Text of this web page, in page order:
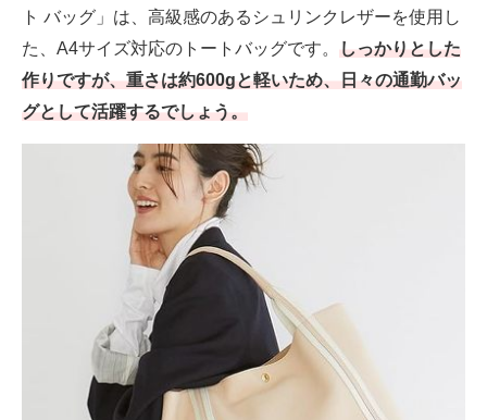
ト バッグ」は、高級感のあるシュリンクレザーを使用し
た、A4サイズ対応のトートバッグです。 しっかりとした
作りですが、重さは約600gと軽いため、日々の通勤バッ
グとして活躍するでしょう。